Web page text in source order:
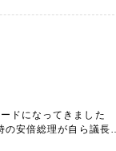
ドになってきました
安倍総理が自ら議長と